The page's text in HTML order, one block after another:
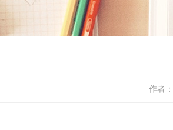
作者：